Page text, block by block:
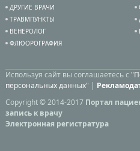
ДРУГИЕ ВРАЧИ
ТРАВМПУНКТЫ
ВЕНЕРОЛОГ
ФЛЮОРОГРАФИЯ
Используя сайт вы соглашаетесь с
персональных данных" |
Copyright © 2014-2017 Портал
запись к врачу
Электронная регистратура